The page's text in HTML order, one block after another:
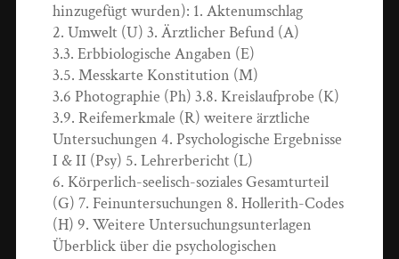
hinzugefügt wurden): 1. Aktenumschlag
2. Umwelt (U) 3. Ärztlicher Befund (A)
3.3. Erbbiologische Angaben (E)
3.5. Messkarte Konstitution (M)
3.6 Photographie (Ph) 3.8. Kreislaufprobe (K)
3.9. Reifemerkmale (R) weitere ärztliche
Untersuchungen 4. Psychologische Ergebnisse
I & II (Psy) 5. Lehrerbericht (L)
6. Körperlich-seelisch-soziales Gesamturteil
(G) 7. Feinuntersuchungen 8. Hollerith-Codes
(H) 9. Weitere Untersuchungsunterlagen
Überblick über die psychologischen